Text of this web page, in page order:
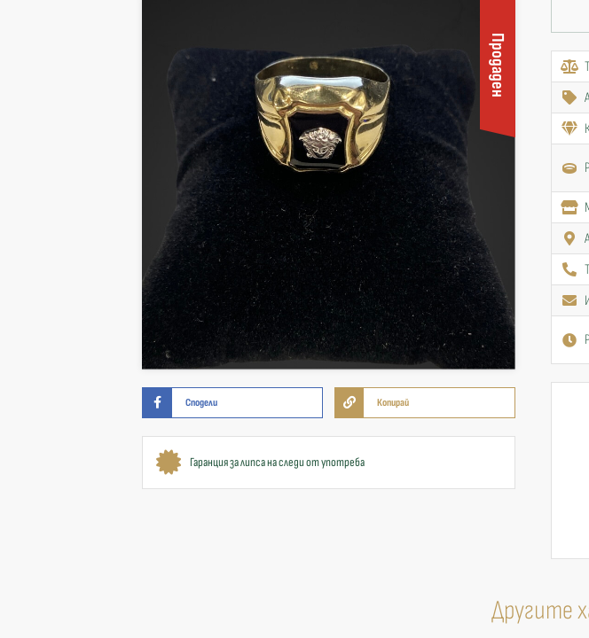
Продаден
Сподели Копирай
Гаранция за липса на следи от употреба
Другите